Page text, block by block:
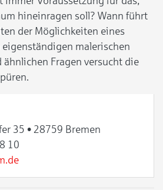
hineinragen soll? Wann führt
der Möglichkeiten eines
malerischen
ähnlichen Fragen versucht die
35 • 28759 Bremen
10